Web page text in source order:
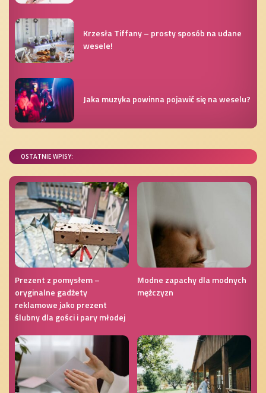
Krzesła Tiffany – prosty sposób na udane
wesele!
Jaka muzyka powinna pojawić się na weselu?
OSTATNIE WPISY:
Prezent z pomysłem –
oryginalne gadżety
reklamowe jako prezent
ślubny dla gości i pary młodej
Modne zapachy dla modnych
mężczyzn